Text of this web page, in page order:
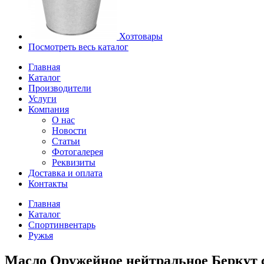
Хозтовары
Посмотреть весь каталог
Главная
Каталог
Производители
Услуги
Компания
О нас
Новости
Статьи
Фотогалерея
Реквизиты
Доставка и оплата
Контакты
Главная
Каталог
Спортинвентарь
Ружья
Масло Оружейное нейтральное Беркут